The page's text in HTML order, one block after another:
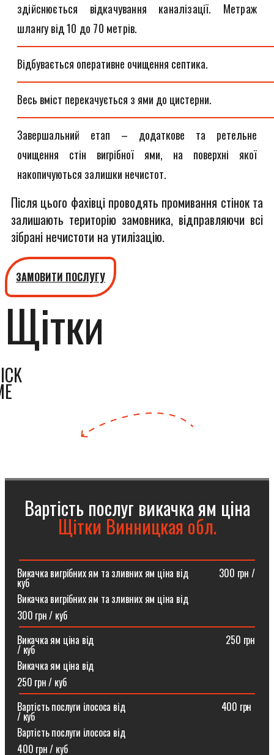
здійснюється відкачування каналізації. Метраж
шлангу від 10 до 70 метрів.
Відбувається оперативне очищення септика.
Весь вміст перекачується з ями до цистерни.
Завершальний етап – додаткове та ретельне
очищення стін вигрібної ями, на поверхні якої
накопичуються залишки нечистот.
Після цього фахівці проводять промивання стінок та
залишають територію замовника, відправляючи всі
зібрані нечистоти на утилізацію.
ЗАМОВИТИ ПОСЛУГУ
Щітки
Вартість послуг викачка ям ціна
Щітки Винницкая обл.
Викачка вигрібних ям та зливних ям ціна від ⠀⠀⠀⠀300 грн /
куб
Викачка вигрібних ям та зливних ям ціна від
300 грн / куб
Викачка ям ціна від ⠀⠀⠀⠀⠀⠀⠀⠀⠀⠀⠀⠀⠀⠀⠀⠀⠀⠀250 грн
/ куб
Викачка ям ціна від
250 грн / куб
Вартість послуги ілососа від ⠀⠀⠀⠀⠀⠀⠀⠀⠀⠀⠀⠀⠀400 грн
/ куб
Вартість послуги ілососа від
400 грн / куб